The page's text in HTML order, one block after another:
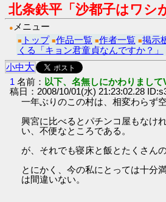
北条鉄平「沙都子はワシ
● メニュー
■ トップ ■作品一覧 ■作者一覧 ■掲示
くる「キョン君童貞なんですか？」
小中大
1 名前： 以下、名無しにかわりまし
稿日：2008/10/01(水) 21:23:02.28
一年ぶりのこの村は、相変わらず
興宮に比べるとパチンコ屋もなけ
い、不便なところである。
が、それでも寝床と飯とたくさん
とにかく、今の私にとっては十分
は間違いない。